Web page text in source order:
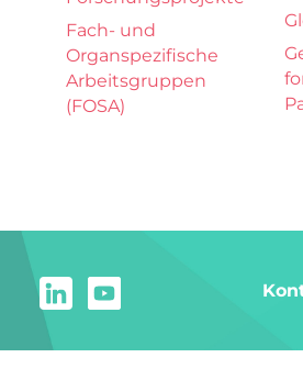
Fach- und
Organspezifische
Arbeitsgruppen
(FOSA)